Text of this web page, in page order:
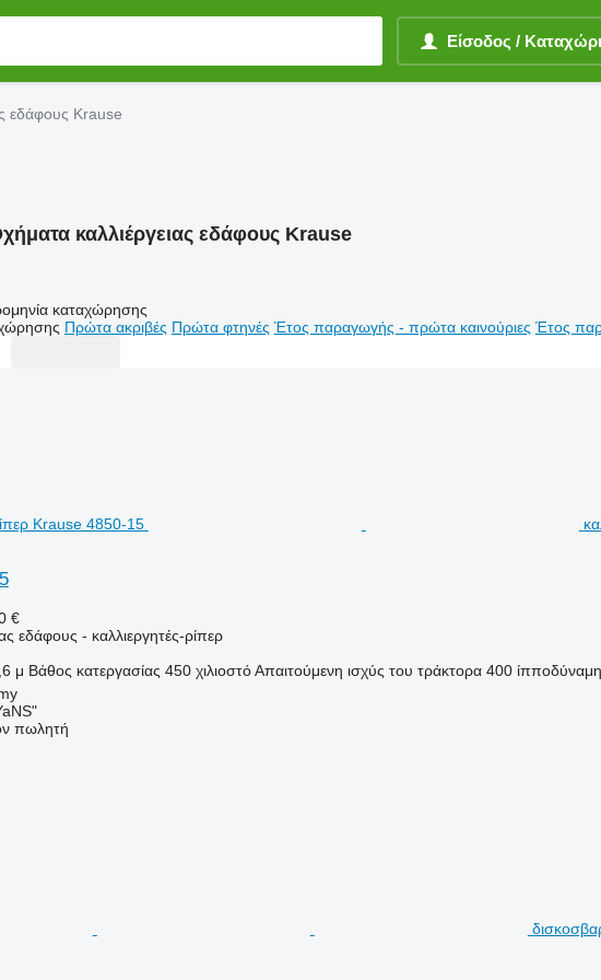
Είσοδος /
εδάφους Krause
καλλιέργειας εδάφους Krause
καταχώρησης
Πρώτα ακριβές Πρώτα φτηνές Έτος παραγωγής - πρώτα καινούριες Έτος
€
εδάφους - καλλιεργητές-ρίπερ
μ Βάθος κατεργασίας 450 χιλιοστό Απαιτούμενη ισχύς του τράκτορα 400 ίπποδύναμη
πωλητή